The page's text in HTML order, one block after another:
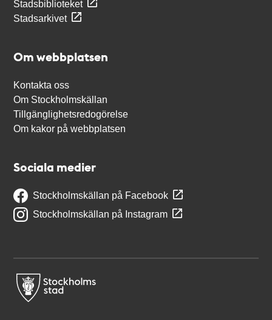
Stadsbiblioteket
Stadsarkivet
Om webbplatsen
Kontakta oss
Om Stockholmskällan
Tillgänglighetsredogörelse
Om kakor på webbplatsen
Sociala medier
Stockholmskällan på Facebook
Stockholmskällan på Instagram